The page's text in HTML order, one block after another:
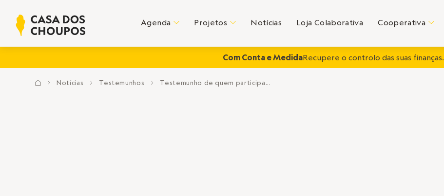
Agenda C Projetos C Notícias Loja Colaborativa Cooperativa C
Com Conta e MedidaRecupere o controlo das suas finanças.
? E Notícias E Testemunhos E Testemunho de quem participa...